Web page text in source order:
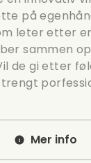
på
leter etter
sammen
de gi etter
Mer info